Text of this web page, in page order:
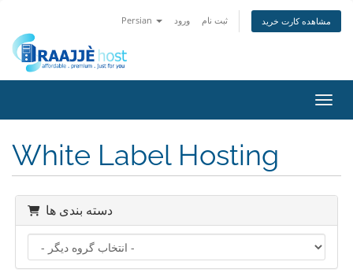
Persian ورود ثبت نام مشاهده کارت خرید
White Label Hosting
دسته بندی ها